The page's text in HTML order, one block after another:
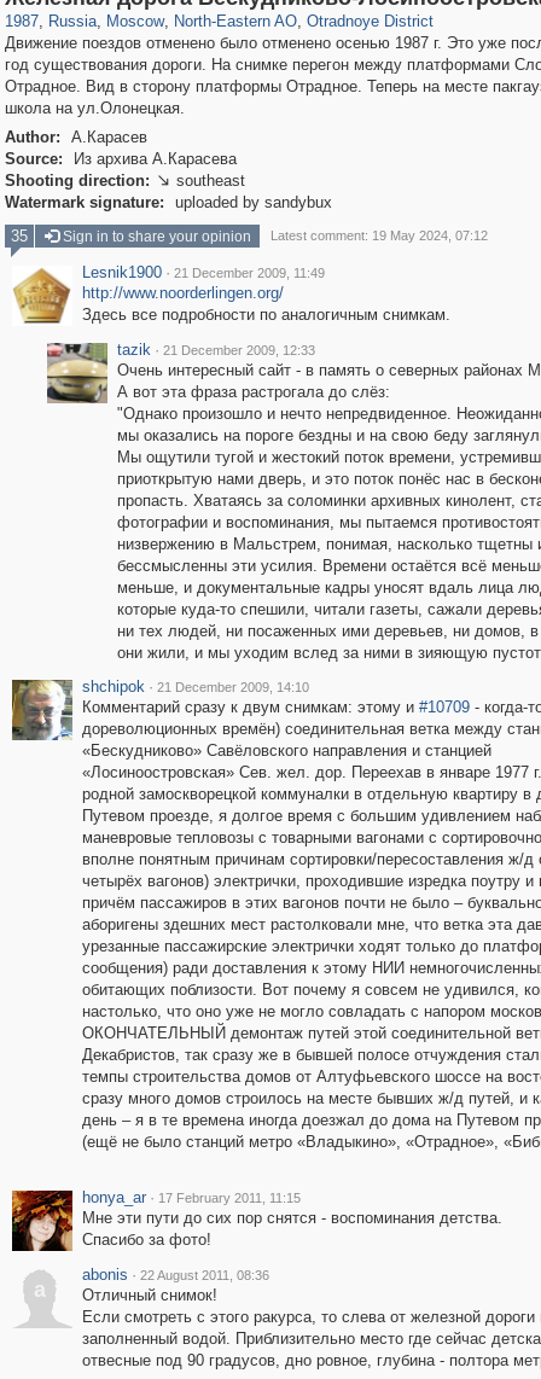
1987, Russia, Moscow, North-Eastern AO, Otradnoye District
Движение поездов отменено было отменено осенью 1987 г. Это уже
год существования дороги. На снимке перегон между платформами
Отрадное. Вид в сторону платформы Отрадное. Теперь на месте
школа на ул.Олонецкая.
Author:
А.Карасев
Source:
Из архива А.Карасева
Shooting direction:  southeast
Watermark signature:
uploaded by sandybux
35
Sign in to share your opinion Latest comment: 19 May 2024, 07:12
Lesnik1900 · 21 December 2009, 11:49
http://www.noorderlingen.org/
Здесь все подробности по аналогичным снимкам.
tazik · 21 December 2009, 12:33
Очень интересный сайт - в память о северных районах
А вот эта фраза растрогала до слёз:
"Однако произошло и нечто непредвиденное.
мы оказались на пороге бездны и на свою беду
Мы ощутили тугой и жестокий поток времени,
приоткрытую нами дверь, и это поток понёс нас в
пропасть. Хватаясь за соломинки архивных кинолент,
фотографии и воспоминания, мы пытаемся
низвержению в Мальстрем, понимая, насколько тщетны
бессмысленны эти усилия. Времени остаётся всё
меньше, и документальные кадры уносят вдаль лица
которые куда-то спешили, читали газеты, сажали
ни тех людей, ни посаженных ими деревьев, ни домов, в
они жили, и мы уходим вслед за ними в зияющую
shchipok · 21 December 2009, 14:10
Комментарий сразу к двум снимкам: этому и #10709- когда-
дореволюционных времён) соединительная ветка между
«Бескудниково» Савёловского направления и станцией
«Лосиноостровская» Сев. жел. дор. Переехав в январе 1977
родной замоскворецкой коммуналки в отдельную квартиру в
Путевом проезде, я долгое время с большим удивлением
маневровые тепловозы с товарными вагонами с
вполне понятным причинам сортировки/пересоставления ж/
четырёх вагонов) электрички, проходившие изредка поутру
причём пассажиров в этих вагонов почти не было –
аборигены здешних мест растолковали мне, что ветка эта
урезанные пассажирские электрички ходят только до
сообщения) ради доставления к этому НИИ
обитающих поблизости. Вот почему я совсем не удивился,
настолько, что оно уже не могло совладать с напором
ОКОНЧАТЕЛЬНЫЙ демонтаж путей этой соединительной
Декабристов, так сразу же в бывшей полосе отчуждения
темпы строительства домов от Алтуфьевского шоссе на
сразу много домов строилось на месте бывших ж/д путей, и
день – я в те времена иногда доезжал до дома на Путевом
(ещё не было станций метро «Владыкино», «Отрадное»,
honya_ar · 17 February 2011, 11:15
Мне эти пути до сих пор снятся - воспоминания детства.
Спасибо за фото!
a
abonis · 22 August 2011, 08:36
Отличный снимок!
Если смотреть с этого ракурса, то слева от железной
заполненный водой. Приблизительно место где сейчас
отвесные под 90 градусов, дно ровное, глубина - полтора